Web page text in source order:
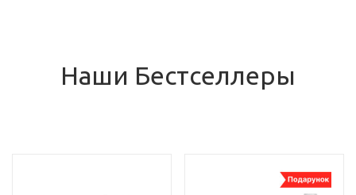
Наши Бестселлеры